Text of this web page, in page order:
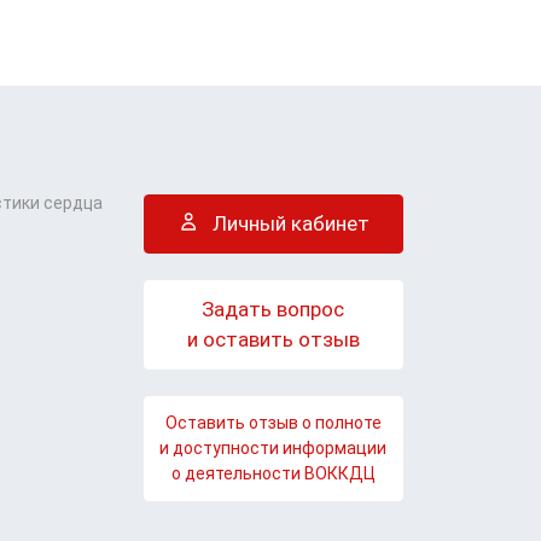
сердца
Личный кабинет
Задать вопрос
и оставить отзыв
Оставить отзыв о полноте
и доступности информации
о деятельности ВОККДЦ